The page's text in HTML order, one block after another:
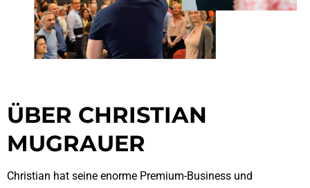
ÜBER CHRISTIAN
MUGRAUER
Christian hat seine enorme Premium-Business und